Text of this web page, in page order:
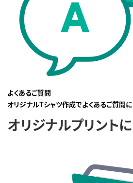
よくあるご質問
オリジナルTシャツ作成でよくあるご質問
オリジナルプリント